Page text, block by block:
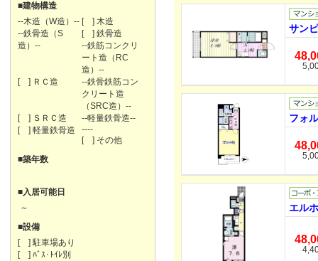
■建物構造
--木造（W造）-- [ ] 木造
--鉄骨造（S
造）--
[ ] 鉄骨造
--鉄筋コンクリ
ート造（RC
造）--
[ ] ＲＣ造
--鉄骨鉄筋コン
クリート造
（SRC造）--
[ ] ＳＲＣ造
--軽量鉄骨造--
[ ] 軽量鉄骨造
----
[ ] その他
■築年数
■入居可能日
～
■設備
[ ] 駐車場あり
[ ] ﾊﾞｽ･ﾄｲﾚ別
サン
フォ
エル